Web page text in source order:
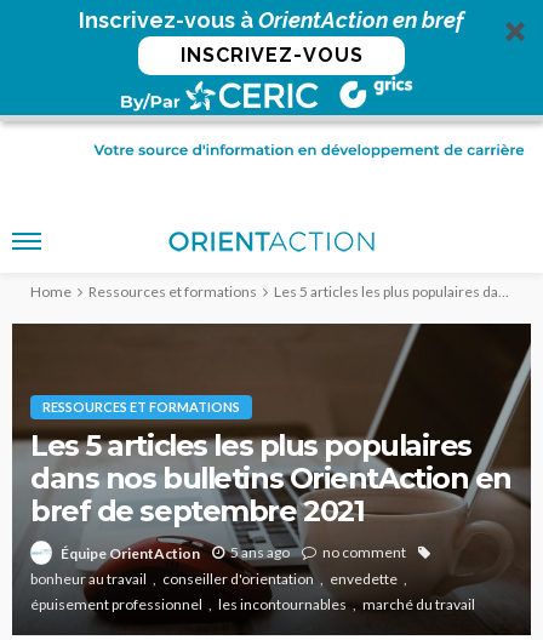
Inscrivez-vous àOrientAction en bref
INSCRIVEZ-VOUS
Home Ressources et formations Les 5 articles les plus populaires dans nos bulletins OrientAction en bref de septembre 2021
RESSOURCES ET FORMATIONS
Les 5 articles les plus populaires
dans nos bulletins OrientAction en
bref de septembre 2021
Équipe OrientAction 5 ans ago
no comment
bonheur au travail
conseiller d'orientation
envedette
épuisement professionnel
les incontournables marché du travail